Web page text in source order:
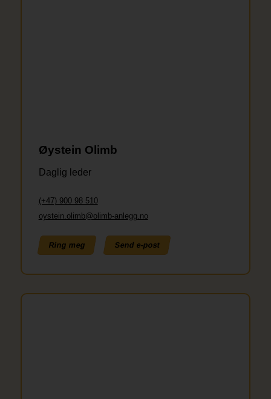
Øystein Olimb
Daglig leder
(+47) 900 98 510
oystein.olimb@olimb-anlegg.no
Ring meg Send e-post